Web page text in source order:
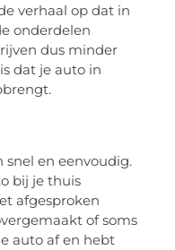
verhaal op dat in
onderdelen
dus minder
dat je auto in
snel en eenvoudig.
bij je thuis
afgesproken
of soms
auto af en hebt